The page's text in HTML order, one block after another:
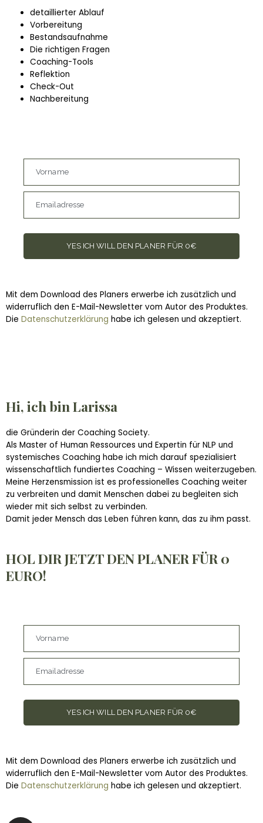
detaillierter Ablauf
Vorbereitung
Bestandsaufnahme
Die richtigen Fragen
Coaching-Tools
Reflektion
Check-Out
Nachbereitung
Vorname
Emailadresse
YES ICH WILL DEN PLANER FÜR 0€
Mit dem Download des Planers erwerbe ich zusätzlich und
widerruflich den E-Mail-Newsletter vom Autor des Produktes.
Die Datenschutzerklärung habe ich gelesen und akzeptiert.
Hi, ich bin Larissa
die Gründerin der Coaching Society.
Als Master of Human Ressources und Expertin für NLP und
systemisches Coaching habe ich mich darauf spezialisiert
wissenschaftlich fundiertes Coaching – Wissen weiterzugeben.
Meine Herzensmission ist es professionelles Coaching weiter
zu verbreiten und damit Menschen dabei zu begleiten sich
wieder mit sich selbst zu verbinden.
Damit jeder Mensch das Leben führen kann, das zu ihm passt.
HOL DIR JETZT DEN PLANER FÜR 0
EURO!
Vorname
Emailadresse
YES ICH WILL DEN PLANER FÜR 0€
Mit dem Download des Planers erwerbe ich zusätzlich und
widerruflich den E-Mail-Newsletter vom Autor des Produktes.
Die Datenschutzerklärung habe ich gelesen und akzeptiert.